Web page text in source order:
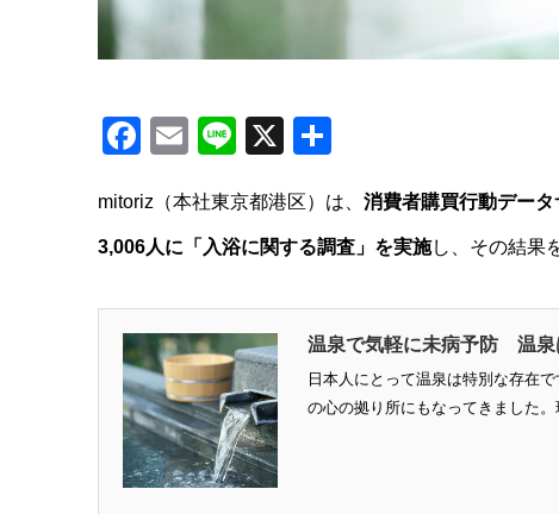
Facebook
EmailLine
X
mitoriz（本社東京都港区）は、 消費者購買行動デー
3,006人に「入浴に関する調査」を実施し、その結果
温泉で気軽に未病予防 温泉
日本人にとって温泉は特別な存在
の心の拠り所にもなってきました